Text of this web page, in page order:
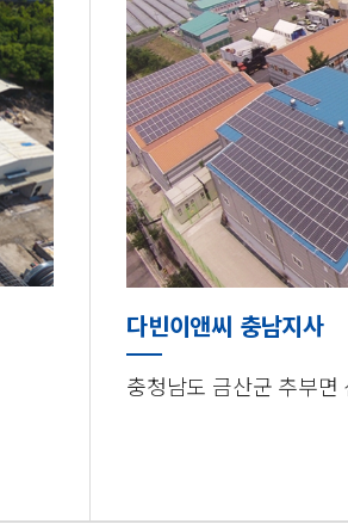
다빈이앤씨 충남지사
충청남도 금산군 추부면